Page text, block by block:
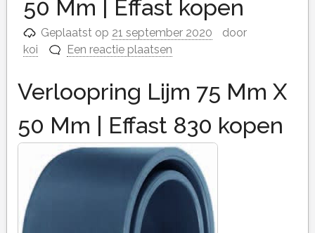
50 Mm | Effast kopen
Geplaatst op 21 september 2020
door
koi
Een reactie plaatsen
Verloopring Lijm 75 Mm X
50 Mm | Effast 830 kopen